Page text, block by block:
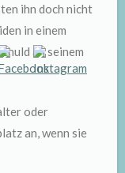
ihn doch nicht
in einem
an seinem
oder
an, wenn sie